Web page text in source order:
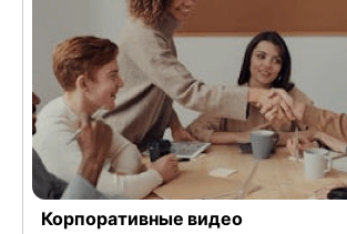
Корпоративные видео